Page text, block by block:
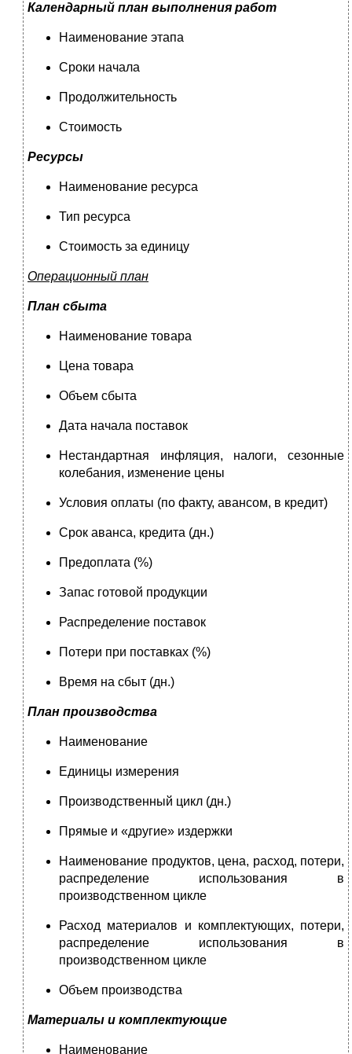
Календарный план выполнения работ
Наименование этапа
Сроки начала
Продолжительность
Стоимость
Ресурсы
Наименование ресурса
Тип ресурса
Стоимость за единицу
Операционный план
План сбыта
Наименование товара
Цена товара
Объем сбыта
Дата начала поставок
Нестандартная инфляция, налоги, сезонные
колебания, изменение цены
Условия оплаты (по факту, авансом, в кредит)
Срок аванса, кредита (дн.)
Предоплата (%)
Запас готовой продукции
Распределение поставок
Потери при поставках (%)
Время на сбыт (дн.)
План производства
Наименование
Единицы измерения
Производственный цикл (дн.)
Прямые и «другие» издержки
Наименование продуктов, цена, расход, потери,
распределение использования в
производственном цикле
Расход материалов и комплектующих, потери,
распределение использования в
производственном цикле
Объем производства
Материалы и комплектующие
Наименование